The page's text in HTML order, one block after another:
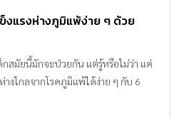
งแรงห่างภูมิแพ้ง่าย ๆ ด้วย
สมัยนี้มักจะป่วยกัน แต่รู้หรือไม่ว่า แค่
างไกลจากโรคภูมิแพ้ได้ง่าย ๆ กับ 6